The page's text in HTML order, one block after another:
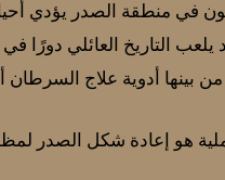
في منطقة الصدر يؤدي
يلعب التاريخ العائلي دورًا
بينها أدوية علاج السرطان
هو إعادة شكل الصدر